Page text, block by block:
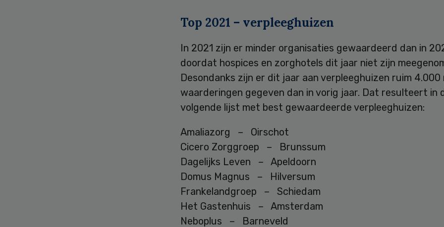
Top 2021 – verpleeghuizen
In 2021 zijn er minder organisaties gewaardeerd dan in
doordat hospices en zorghotels dit jaar niet zijn
Desondanks zijn er dit jaar aan verpleeghuizen ruim 4.000
waarderingen gegeven dan in vorig jaar. Dat resulteert in
volgende lijst met best gewaardeerde verpleeghuizen:
Amaliazorg – Oirschot
Cicero Zorggroep – Brunssum
Dagelijks Leven – Apeldoorn
Domus Magnus – Hilversum
Frankelandgroep – Schiedam
Het Gastenhuis – Amsterdam
Neboplus – Barneveld